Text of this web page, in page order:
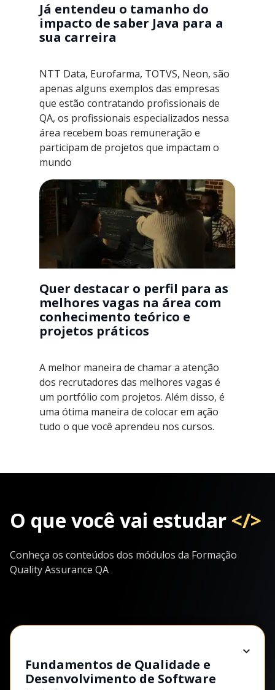
Já entendeu o tamanho do
impacto de saber Java para a
sua carreira
NTT Data, Eurofarma, TOTVS, Neon, são
apenas alguns exemplos das empresas
que estão contratando profissionais de
QA, os profissionais especializados nessa
área recebem boas remuneração e
participam de projetos que impactam o
mundo
Quer destacar o perfil para as
melhores vagas na área com
conhecimento teórico e
projetos práticos
A melhor maneira de chamar a atenção
dos recrutadores das melhores vagas é
um portfólio com projetos. Além disso, é
uma ótima maneira de colocar em ação
tudo o que você aprendeu nos cursos.
O que você vai estudar </>
Conheça os conteúdos dos módulos da Formação
Quality Assurance QA
Fundamentos de Qualidade e
Desenvolvimento de Software